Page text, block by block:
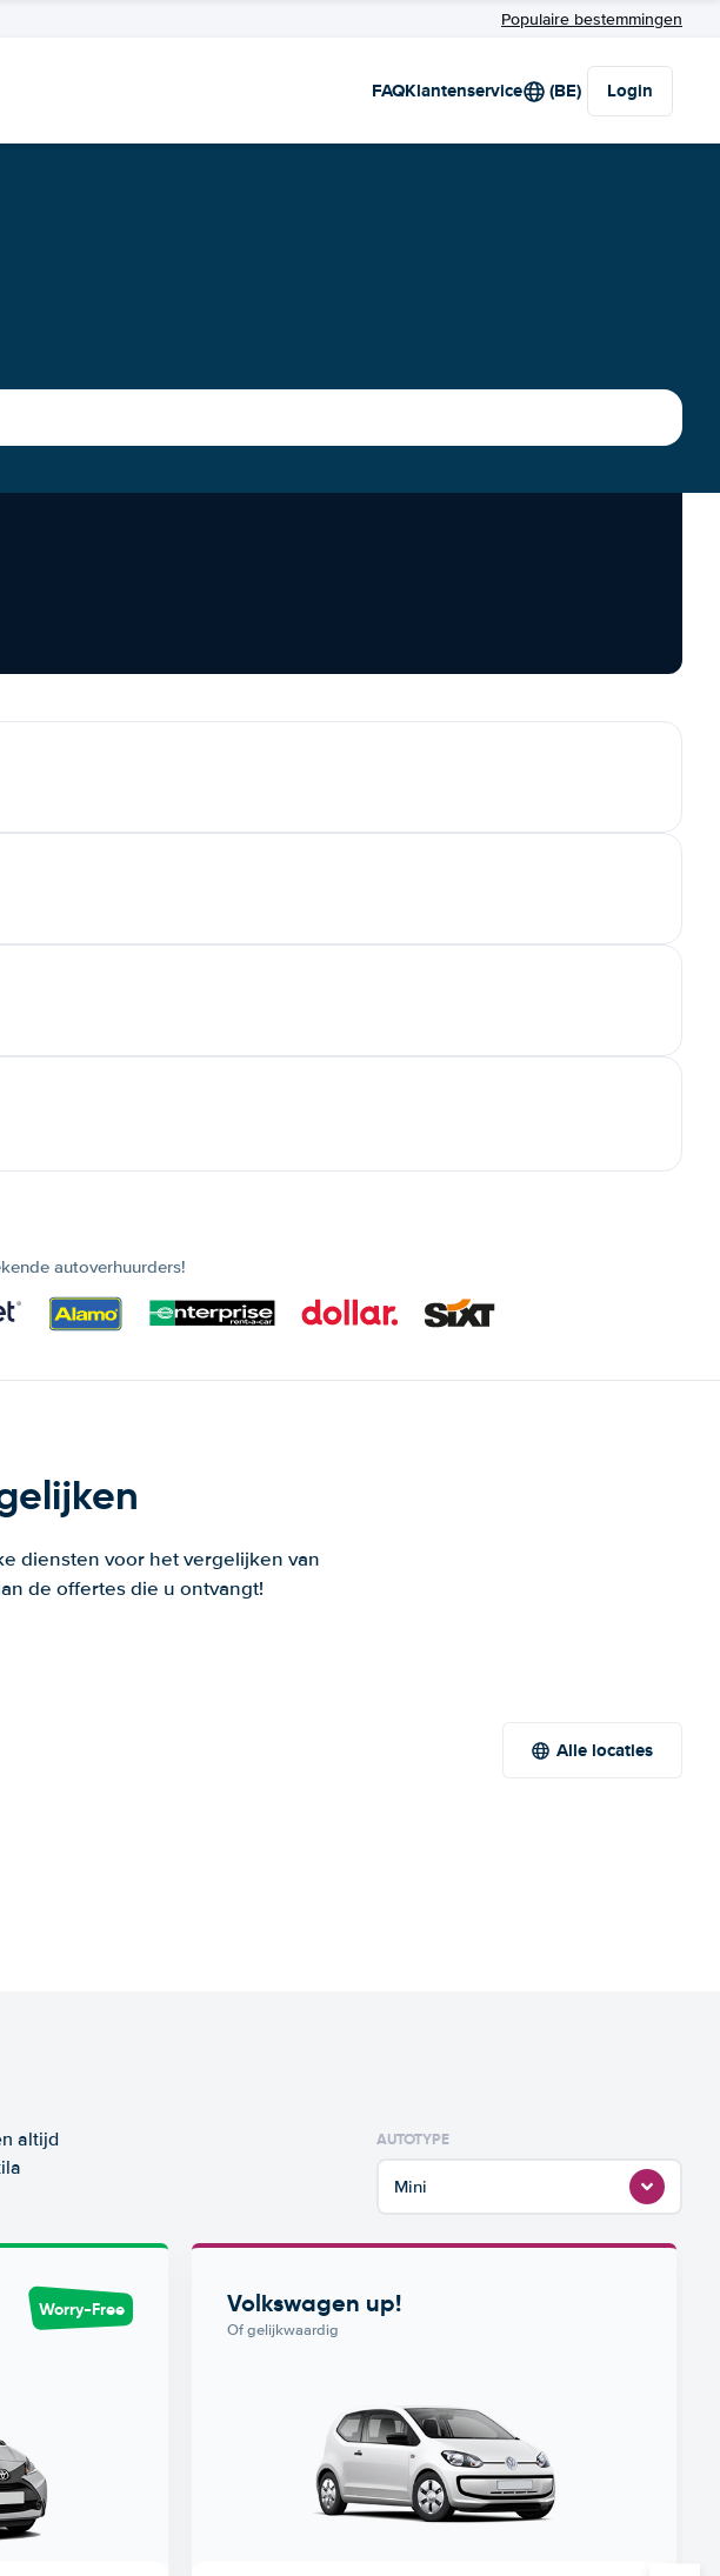
Populaire bestemmingen
FAQKlantenservice (BE) Login
autoverhuurders!
diensten voor het vergelijken van
de offertes die u ontvangt!
Alle locaties
altijd
AUTOTYPE
Mini
Worry-Free Volkswagen up!
Of gelijkwaardig